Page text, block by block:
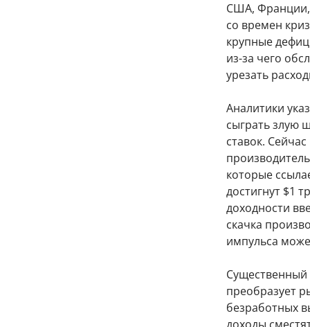
США, Франции,
со времен
крупные
из-за чего
урезать
Аналитики
сыграть злую
ставок.
которые
достигнут $1
доходности
скачка
импульса
Существенный
преобразует
безработных